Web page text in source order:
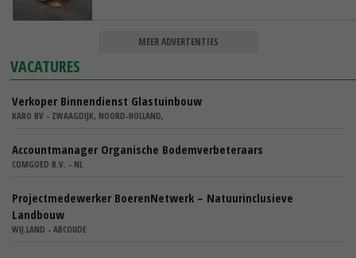
MEER ADVERTENTIES
VACATURES
Verkoper Binnendienst Glastuinbouw
KARO BV - ZWAAGDIJK, NOORD-HOLLAND,
Accountmanager Organische Bodemverbeteraars
COMGOED B.V. - NL
Projectmedewerker BoerenNetwerk – Natuurinclusieve
Landbouw
WIJ.LAND - ABCOUDE